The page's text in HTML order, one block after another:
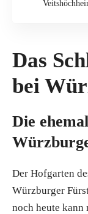
Das
bei
Die
Der Hofgarten
Würzburger
noch heute kann